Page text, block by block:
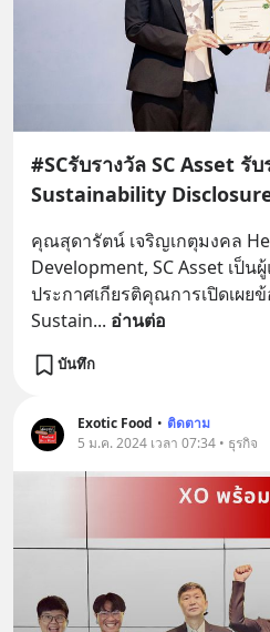
#SCรับรางวัล SC Asset รั
Sustainability
คุณสุดารัตน์ เจริญเกตุมงคล
Development, SC Asset เป็
ประกาศเกียรติคุณการเปิดเผย
Sustain... อ่านต่อ
บันทึก
Exotic Food • ติดตาม
5 ม.ค. 2024 เวลา 07:34 • ธุรกิจ